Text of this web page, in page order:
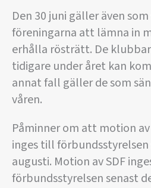
Den 30 juni gäller även
föreningarna att lämna in
erhålla rösträtt. De
tidigare under året kan
annat fall gäller de som
våren.
Påminner om att motion
inges till förbundsstyrelsen
augusti. Motion av SDF
förbundsstyrelsen senast